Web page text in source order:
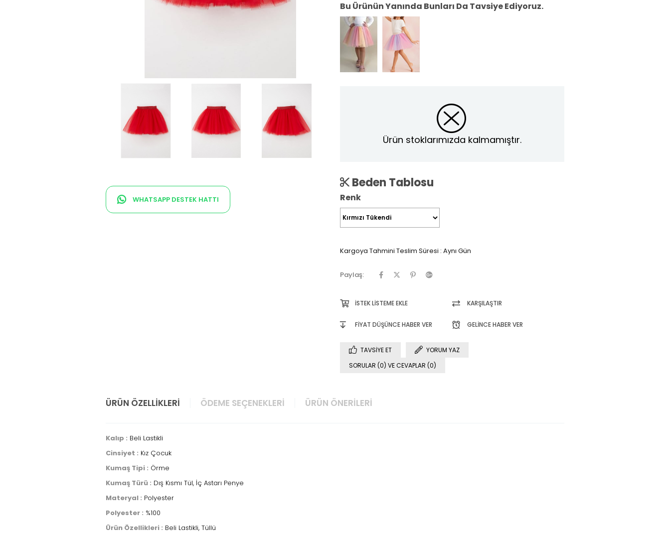
WHATSAPP DESTEK HATTI
Bu Ürünün Yanında Bunları Da Tavsiye Ediyoruz.
Ürün stoklarımızda kalmamıştır.
Beden Tablosu
Renk
Kargoya Tahmini Teslim Süresi : Aynı Gün
Paylaş:
İSTEK LISTEME EKLE KARŞILAŞTIR
FIYAT DÜŞÜNCE HABER VER GELINCE HABER VER
TAVSIYE ET
YORUM YAZ
SORULAR (0) VE CEVAPLAR (0)
ÜRÜN ÖZELLIKLERI ÖDEME SEÇENEKLERI ÜRÜN ÖNERILERI
Kalıp : Beli Lastikli
Cinsiyet : Kız Çocuk
Kumaş Tipi : Örme
Kumaş Türü : Dış Kısmı Tül, İç Astarı Penye
Materyal : Polyester
Polyester : %100
Ürün Özellikleri : Beli Lastikli, Tüllü